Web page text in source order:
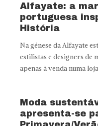
Alfayate: a
portuguesa
História
Na génese da Alfayate
estilistas e designers de
apenas à venda numa
Moda
apresenta-se